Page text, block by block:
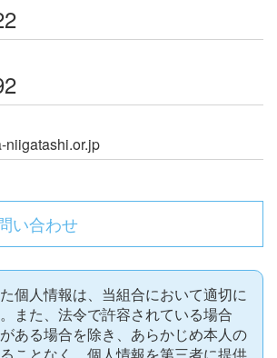
niigatashi.or.jp
い合わせ
個人情報は、当組合において適切に
また、法令で許容されている場合
ある場合を除き、あらかじめ本人の